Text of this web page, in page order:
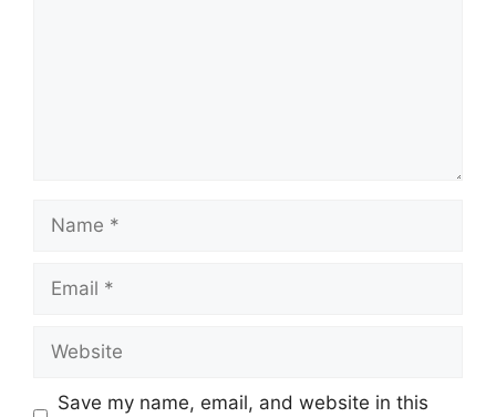
Save my name, email, and website in this